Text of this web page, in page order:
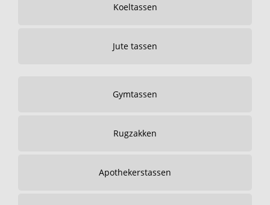
Koeltassen
Jute tassen
Gymtassen
Rugzakken
Apothekerstassen